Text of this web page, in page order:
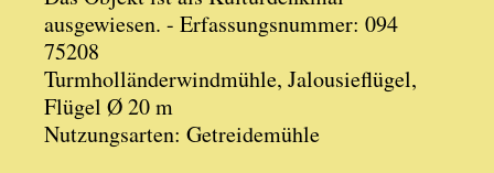
ausgewiesen. - Erfassungsnummer: 094
75208
Turmholländerwindmühle, Jalousieflügel,
Flügel Ø 20 m
Nutzungsarten: Getreidemühle